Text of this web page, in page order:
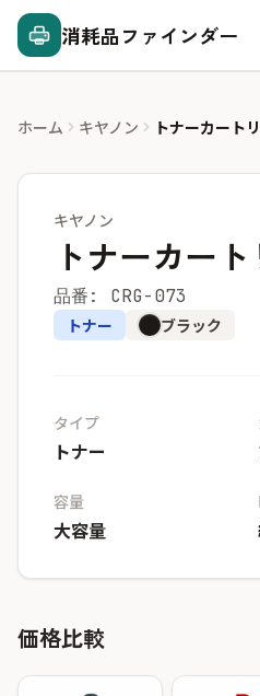
消耗品ファインダー
ホーム キヤノン トナーカート
キヤノン
トナーカー
品番: CRG-073
トナー ブラック
タイプ
トナー
容量
大容量
価格比較